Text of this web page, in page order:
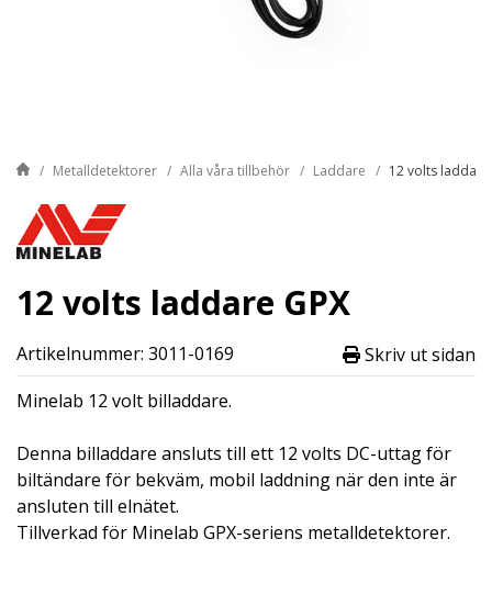
Metalldetektorer Alla våra tillbehör Laddare 12 volts laddare
12 volts laddare GPX
Artikelnummer: 3011-0169
Skriv ut sidan
Minelab 12 volt billaddare.
Denna billaddare ansluts till ett 12 volts DC-uttag för
biltändare för bekväm, mobil laddning när den inte är
ansluten till elnätet.
Tillverkad för Minelab GPX-seriens metalldetektorer.